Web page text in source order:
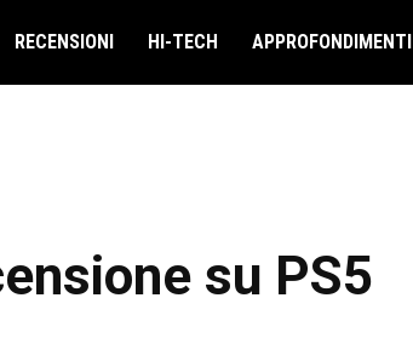
RECENSIONI HI-TECH APPROFONDIMENTI
su PS5